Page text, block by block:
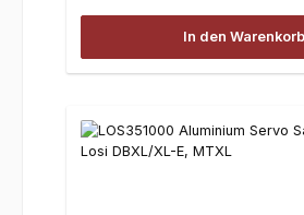
In den Warenkorb